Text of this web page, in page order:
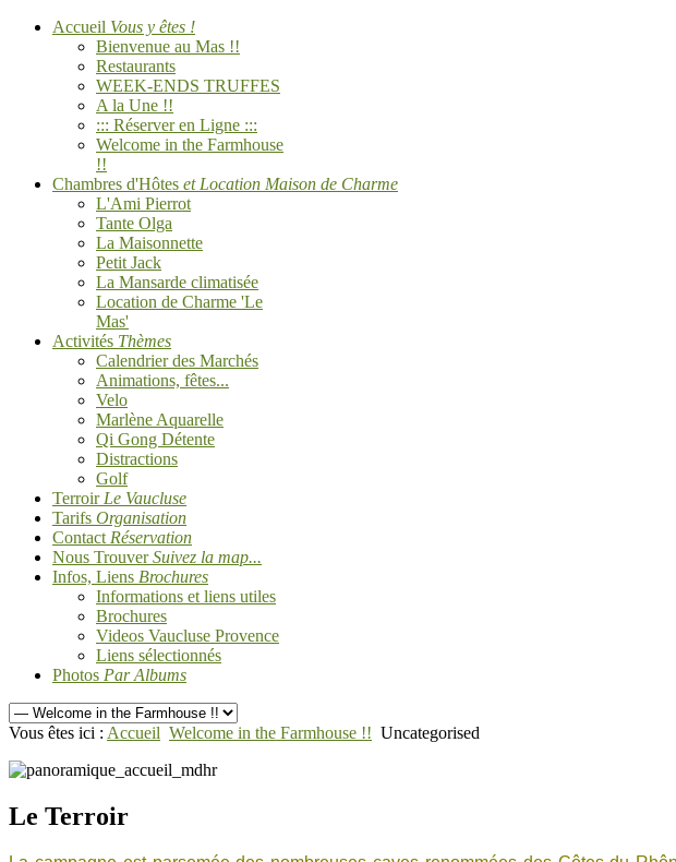
Accueil Vous y êtes !
Bienvenue au Mas !!
Restaurants
WEEK-ENDS TRUFFES
A la Une !!
::: Réserver en Ligne :::
Welcome in the Farmhouse
!!
Chambres d'Hôtes et Location Maison de Charme
L'Ami Pierrot
Tante Olga
La Maisonnette
Petit Jack
La Mansarde climatisée
Location de Charme 'Le
Mas'
Activités Thèmes
Calendrier des Marchés
Animations, fêtes...
Velo
Marlène Aquarelle
Qi Gong Détente
Distractions
Golf
Terroir Le Vaucluse
Tarifs Organisation
Contact Réservation
Nous TrouverSuivez la map...
Infos, Liens Brochures
Informations et liens utiles
Brochures
Videos Vaucluse Provence
Liens sélectionnés
Photos Par Albums
Vous êtes ici : Accueil Welcome in the Farmhouse !! Uncategorised
Le Terroir